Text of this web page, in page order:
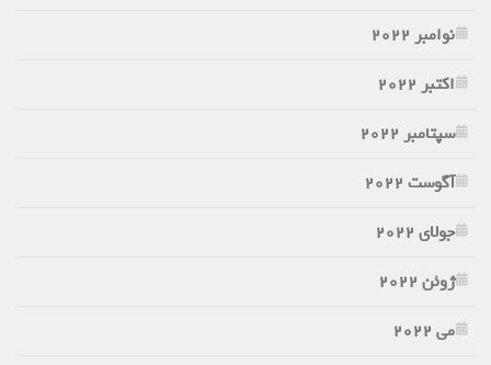
نوامبر 2022
اکتبر 2022
سپتامبر 2022
آگوست 2022
جولای 2022
ژوئن 2022
می 2022